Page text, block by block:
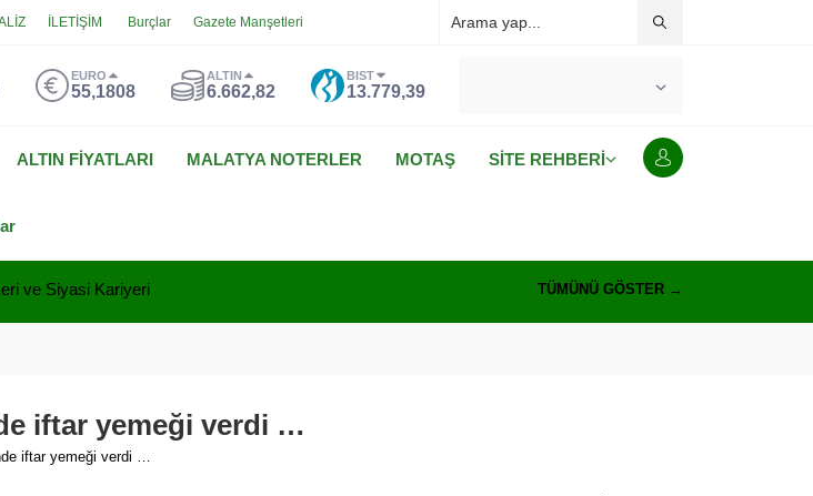
İLETİŞİM Burçlar Gazete Manşetleri
EURO
55,1808
ALTIN
6.662,82
BIST
13.779,39
ALTIN FİYATLARI MALATYA NOTERLER MOTAŞ SİTE REHBERİ
ve Siyasi Kariyeri TÜMÜNÜ GÖSTER →
iftar yemeği verdi …
iftar yemeği verdi …